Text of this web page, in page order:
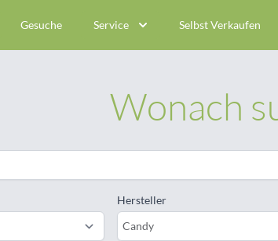
Gesuche Service Selbst Verkaufen
Wonach
Hersteller
Candy